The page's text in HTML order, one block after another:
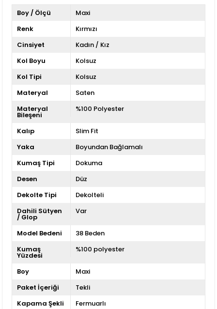
Boy / Ölçü
Maxi
Renk
Kırmızı
Cinsiyet
Kadın / Kız
Kol Boyu
Kolsuz
Kol Tipi
Kolsuz
Materyal
Saten
Materyal
Bileşeni
%100 Polyester
Kalıp
Slim Fit
Yaka
Boyundan Bağlamalı
Kumaş Tipi
Dokuma
Desen
Düz
Dekolte Tipi
Dekolteli
Dahili Sütyen
/ Glop
Var
Model Bedeni
38 Beden
Kumaş
Yüzdesi
%100 polyester
Boy
Maxi
Paket İçeriği
Tekli
Kapama Şekli
Fermuarlı